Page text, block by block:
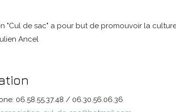
"Cul de sac" a pour but de promouvoir la
Ancel
06.58.55.37.48 / 06.30.56.06.36